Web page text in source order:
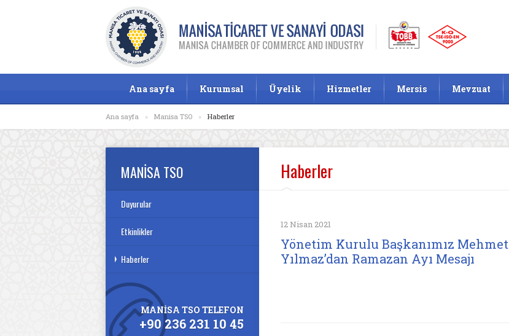
Ana sayfa Kurumsal Üyelik Hizmetler Mersis Mevzuat
Ana sayfa » Manisa TSO » Haberler
MANİSA TSO
Duyurular
Etkinlikler
Haberler
MANİSA TSO TELEFON
+90 236 231 10 45
Haberler
12 Nisan 2021
Yönetim Kurulu Başkanımız Mehmet
Yılmaz’dan Ramazan Ayı Mesajı